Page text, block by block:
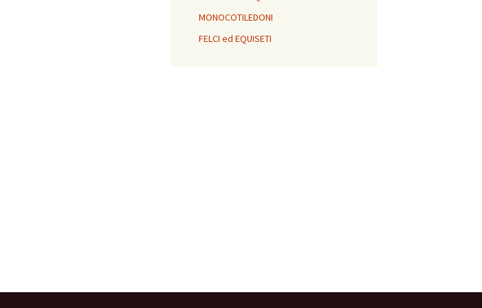
MONOCOTILEDONI
FELCI ed EQUISETI